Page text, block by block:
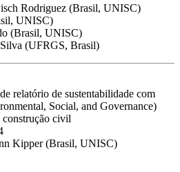
Rodriguez (Brasil, UNISC)
UNISC)
(Brasil, UNISC)
(UFRGS, Brasil)
relatório de sustentabilidade com
Social, and Governance)
construção civil
Kipper (Brasil, UNISC)